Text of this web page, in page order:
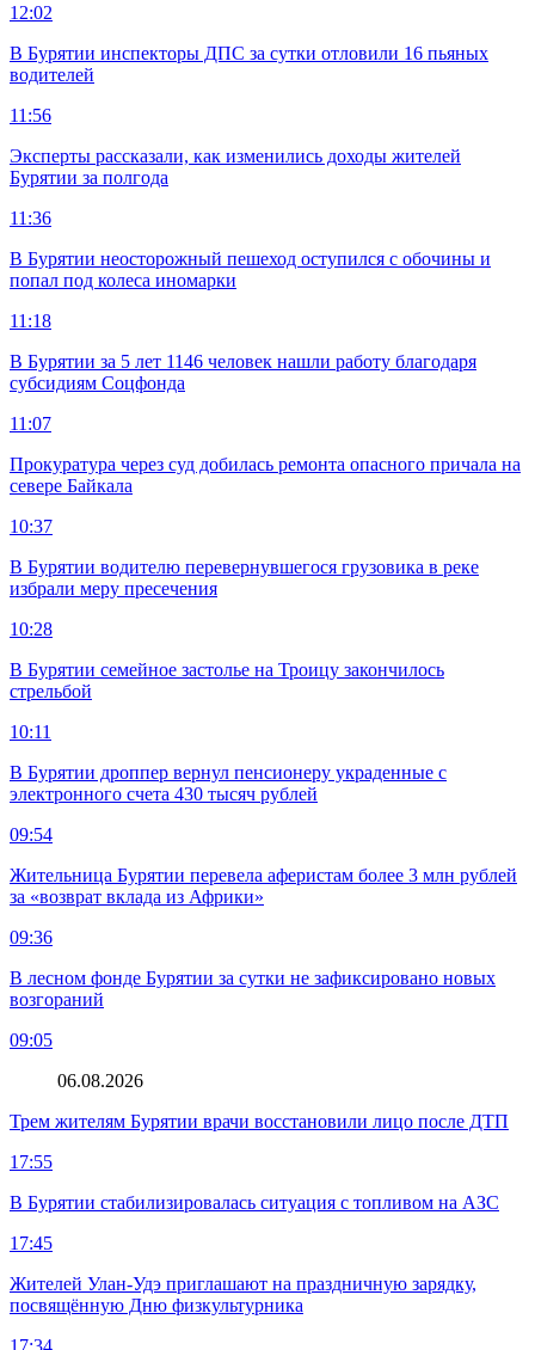
12:02
В Бурятии инспекторы ДПС за сутки отловили 16 пьяных
водителей
11:56
Эксперты рассказали, как изменились доходы жителей
Бурятии за полгода
11:36
В Бурятии неосторожный пешеход оступился с обочины и
попал под колеса иномарки
11:18
В Бурятии за 5 лет 1146 человек нашли работу благодаря
субсидиям Соцфонда
11:07
Прокуратура через суд добилась ремонта опасного причала на
севере Байкала
10:37
В Бурятии водителю перевернувшегося грузовика в реке
избрали меру пресечения
10:28
В Бурятии семейное застолье на Троицу закончилось
стрельбой
10:11
В Бурятии дроппер вернул пенсионеру украденные с
электронного счета 430 тысяч рублей
09:54
Жительница Бурятии перевела аферистам более 3 млн рублей
за «возврат вклада из Африки»
09:36
В лесном фонде Бурятии за сутки не зафиксировано новых
возгораний
09:05
06.08.2026
Трем жителям Бурятии врачи восстановили лицо после ДТП
17:55
В Бурятии стабилизировалась ситуация с топливом на АЗС
17:45
Жителей Улан-Удэ приглашают на праздничную зарядку,
посвящённую Дню физкультурника
17:34